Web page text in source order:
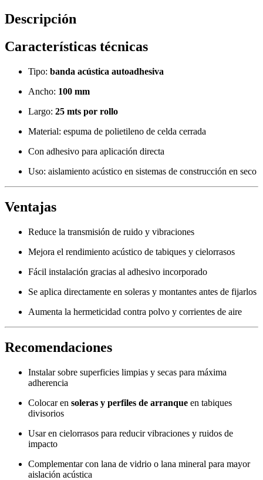
Descripción
Características técnicas
Tipo: banda acústica autoadhesiva
Ancho: 100 mm
Largo: 25 mts por rollo
Material: espuma de polietileno de celda cerrada
Con adhesivo para aplicación directa
Uso: aislamiento acústico en sistemas de construcción en seco
Ventajas
Reduce la transmisión de ruido y vibraciones
Mejora el rendimiento acústico de tabiques y cielorrasos
Fácil instalación gracias al adhesivo incorporado
Se aplica directamente en soleras y montantes antes de fijarlos
Aumenta la hermeticidad contra polvo y corrientes de aire
Recomendaciones
Instalar sobre superficies limpias y secas para máxima
adherencia
Colocar en soleras y perfiles de arranque en tabiques
divisorios
Usar en cielorrasos para reducir vibraciones y ruidos de
impacto
Complementar con lana de vidrio o lana mineral para mayor
aislación acústica